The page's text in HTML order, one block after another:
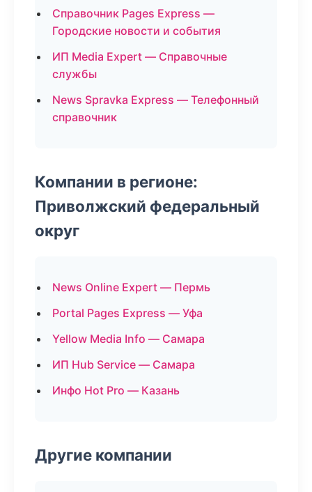
Справочник Pages Express —
Городские новости и события
ИП Media Expert — Справочные
службы
News Spravka Express — Телефонный
справочник
Компании в регионе:
Приволжский федеральный
округ
News Online Expert — Пермь
Portal Pages Express — Уфа
Yellow Media Info — Самара
ИП Hub Service — Самара
Инфо Hot Pro — Казань
Другие компании